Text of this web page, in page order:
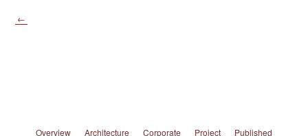
←
Overview Architecture Corporate Project Published